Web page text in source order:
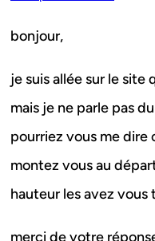
bonjour,
je suis allée sur le site
mais je ne parle pas
pourriez vous me dire
montez vous au
hauteur les avez vous
merci de votre